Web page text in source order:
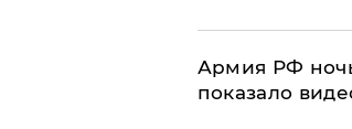
Армия РФ
показало